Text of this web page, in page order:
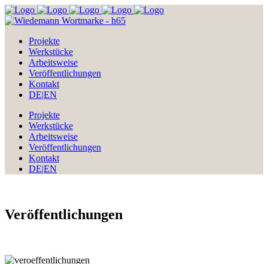
Projekte
Werkstücke
Arbeitsweise
Veröffentlichungen
Kontakt
DE|EN
Projekte
Werkstücke
Arbeitsweise
Veröffentlichungen
Kontakt
DE|EN
Veröffentlichungen